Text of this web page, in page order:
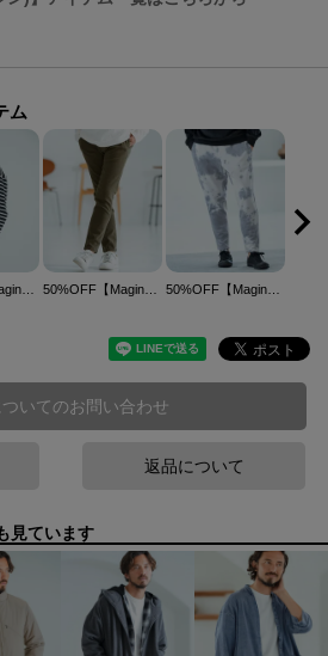
ム
いてのお問い合わせ
返品について
見ています